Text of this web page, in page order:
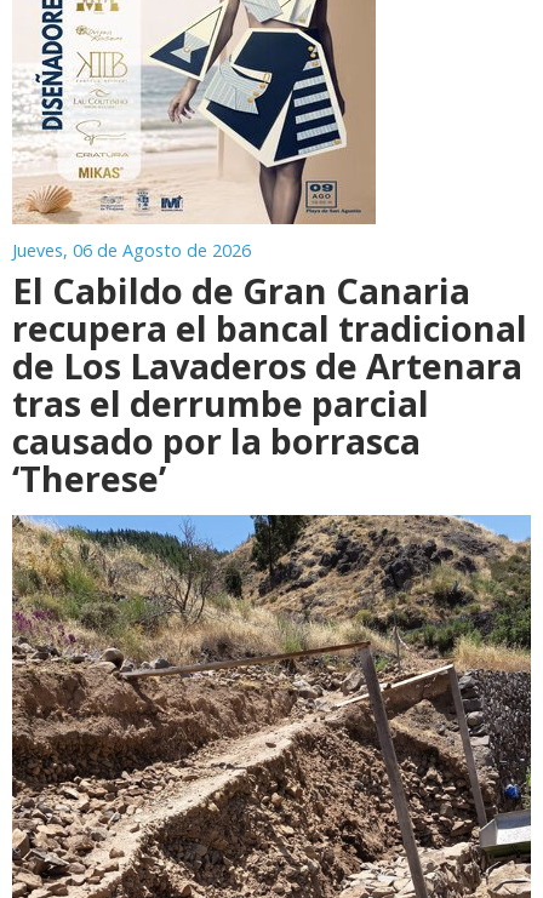
Jueves, 06 de Agosto de 2026
El Cabildo de Gran Canaria
recupera el bancal tradicional
de Los Lavaderos de Artenara
tras el derrumbe parcial
causado por la borrasca
‘Therese’